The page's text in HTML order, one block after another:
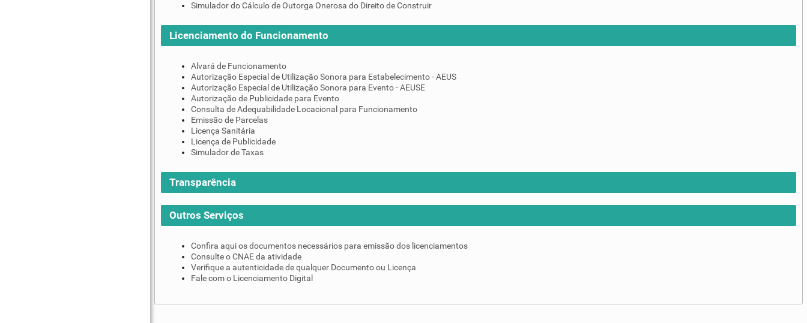
Simulador do Cálculo de Outorga Onerosa do Direito de Construir
Licenciamento do Funcionamento
Alvará de Funcionamento
Autorização Especial de Utilização Sonora para Estabelecimento - AEUS
Autorização Especial de Utilização Sonora para Evento - AEUSE
Autorização de Publicidade para Evento
Consulta de Adequabilidade Locacional para Funcionamento
Emissão de Parcelas
Licença Sanitária
Licença de Publicidade
Simulador de Taxas
Transparência
Outros Serviços
Confira aqui os documentos necessários para emissão dos licenciamentos
Consulte o CNAE da atividade
Verifique a autenticidade de qualquer Documento ou Licença
Fale com o Licenciamento Digital